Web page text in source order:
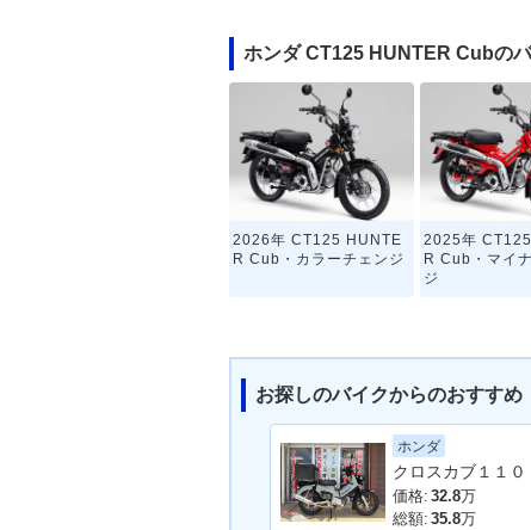
ホンダ CT125 HUNTER Cubの
2026年 CT125 HUNTE
R Cub・カラーチェンジ
2025年
R Cub・マイ
ジ
お探しのバイクからのおすすめ
ホンダ
価格: 32.8万
総額: 35.8万